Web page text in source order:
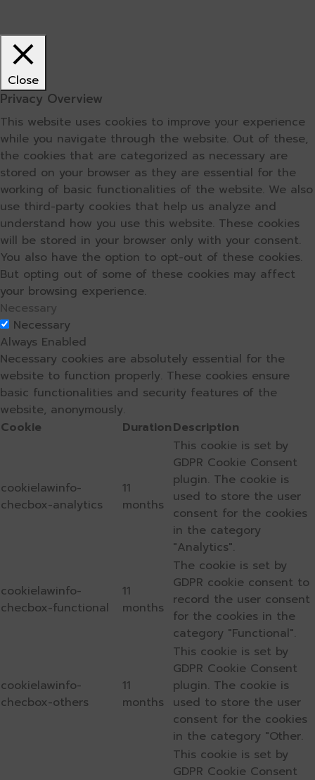
Close
Privacy Overview
This website uses cookies to improve your experience
while you navigate through the website. Out of these,
the cookies that are categorized as necessary are
stored on your browser as they are essential for the
working of basic functionalities of the website. We also
use third-party cookies that help us analyze and
understand how you use this website. These cookies
will be stored in your browser only with your consent.
You also have the option to opt-out of these cookies.
But opting out of some of these cookies may affect
your browsing experience.
Necessary
Necessary
Always Enabled
Necessary cookies are absolutely essential for the
website to function properly. These cookies ensure
basic functionalities and security features of the
website, anonymously.
Cookie
DurationDescription
cookielawinfo-
checbox-analytics
11
months
This cookie is set by
GDPR Cookie Consent
plugin. The cookie is
used to store the user
consent for the cookies
in the category
"Analytics".
cookielawinfo-
checbox-functional
11
months
The cookie is set by
GDPR cookie consent to
record the user consent
for the cookies in the
category "Functional".
cookielawinfo-
checbox-others
11
months
This cookie is set by
GDPR Cookie Consent
plugin. The cookie is
used to store the user
consent for the cookies
in the category "Other.
This cookie is set by
GDPR Cookie Consent